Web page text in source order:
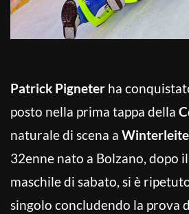
Patrick Pigneter ha
posto nella prima tappa della
naturale di scena a
32enne nato a Bolzano, dopo
maschile di sabato, si è
singolo concludendo la prova